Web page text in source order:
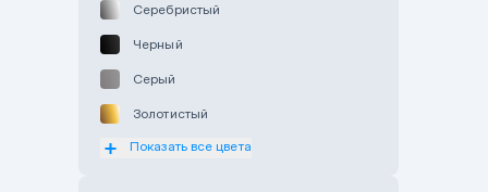
Серебристый
Черный
Серый
Золотистый
Оранжевый
Показать все цвета